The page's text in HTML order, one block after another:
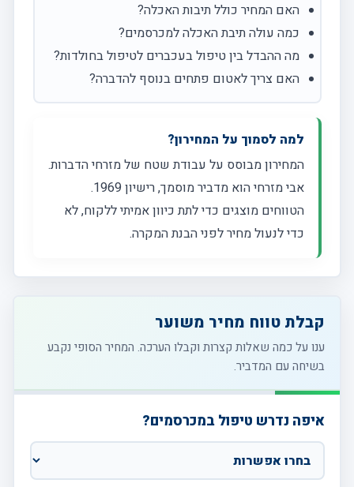
האם המחיר כולל תיבות האכלה?
כמה עולה תיבת האכלה למכרסמים?
מה ההבדל בין טיפול בעכברים לטיפול בחולדות?
האם צריך לאטום פתחים בנוסף להדברה?
למה לסמוך על המחירון?
המחירון מבוסס על עבודת שטח של מזרחי הדברות.
אבי מזרחי הוא מדביר מוסמך, רישיון 1969.
הטווחים מוצגים כדי לתת כיוון אמיתי ללקוח, לא
כדי לנעול מחיר לפני הבנת המקרה.
קבלת טווח מחיר משוער
ענו על כמה שאלות קצרות וקבלו הערכה. המחיר הסופי נקבע
בשיחה עם המדביר.
איפה נדרש טיפול במכרסמים?